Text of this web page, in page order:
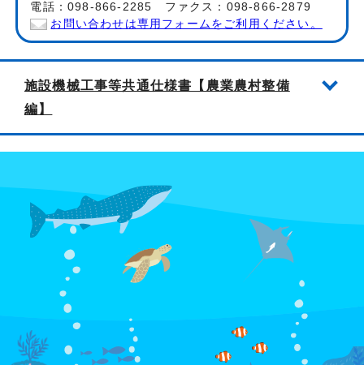
電話：098-866-2285 ファクス：098-866-2879
お問い合わせは専用フォームをご利用ください。
施設機械工事等共通仕様書【農業農村整備
編】